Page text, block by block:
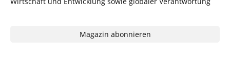
Magazin abonnieren